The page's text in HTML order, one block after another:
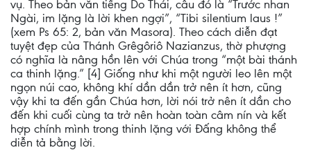
vụ. Theo bản văn tiếng Do Thái, câu đó là “Trước nhan
Ngài, im lặng là lời khen ngợi”, “Tibi silentium laus !”
(xem Ps 65: 2, bản văn Masora). Theo cách diễn đạt
tuyệt đẹp của Thánh Grêgôriô Nazianzus, thờ phượng
có nghĩa là nâng hồn lên với Chúa trong “một bài thánh
ca thinh lặng.” [4] Giống như khi một người leo lên một
ngọn núi cao, không khí dần dần trở nên ít hơn, cũng
vậy khi ta đến gần Chúa hơn, lời nói trở nên ít dần cho
đến khi cuối cùng ta trở nên hoàn toàn câm nín và kết
hợp chính mình trong thinh lặng với Đấng không thể
diễn tả bằng lời.